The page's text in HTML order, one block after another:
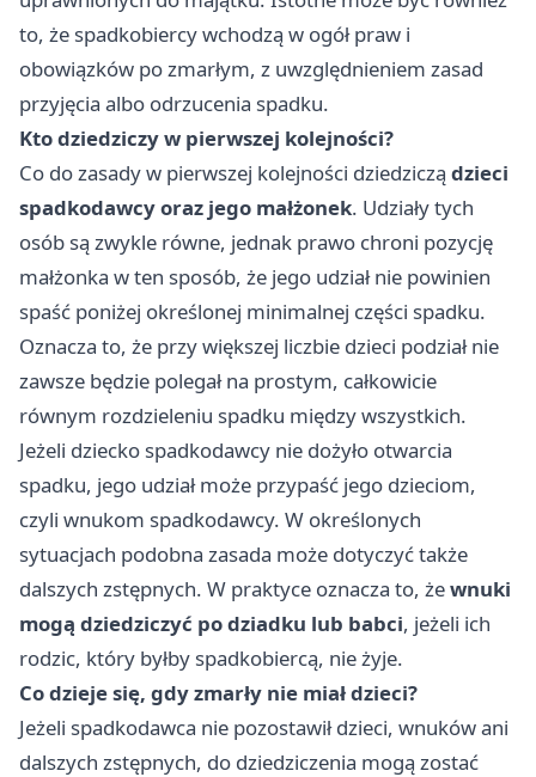
to, że spadkobiercy wchodzą w ogół praw i
obowiązków po zmarłym, z uwzględnieniem zasad
przyjęcia albo odrzucenia spadku.
Kto dziedziczy w pierwszej kolejności?
Co do zasady w pierwszej kolejności dziedziczą dzieci
spadkodawcy oraz jego małżonek. Udziały tych
osób są zwykle równe, jednak prawo chroni pozycję
małżonka w ten sposób, że jego udział nie powinien
spaść poniżej określonej minimalnej części spadku.
Oznacza to, że przy większej liczbie dzieci podział nie
zawsze będzie polegał na prostym, całkowicie
równym rozdzieleniu spadku między wszystkich.
Jeżeli dziecko spadkodawcy nie dożyło otwarcia
spadku, jego udział może przypaść jego dzieciom,
czyli wnukom spadkodawcy. W określonych
sytuacjach podobna zasada może dotyczyć także
dalszych zstępnych. W praktyce oznacza to, żewnuki
mogą dziedziczyć po dziadku lub babci, jeżeli ich
rodzic, który byłby spadkobiercą, nie żyje.
Co dzieje się, gdy zmarły nie miał dzieci?
Jeżeli spadkodawca nie pozostawił dzieci, wnuków ani
dalszych zstępnych, do dziedziczenia mogą zostać